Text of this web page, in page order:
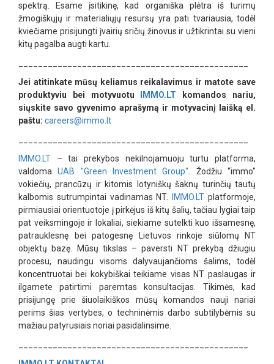
spektrą. Esame įsitikinę, kad organiška plėtra iš turimų
žmogiškųjų ir materialiųjų resursų yra pati tvariausia, todėl
kviečiame prisijungti įvairių sričių žinovus ir užtikrintai su vieni
kitų pagalba augti kartu.
Jei atitinkate mūsų keliamus reikalavimus ir matote save
produktyviu bei motyvuotu
IMMO.LT komandos nariu,
siųskite savo gyvenimo aprašymą ir motyvacinį laišką el.
paštu: careers@immo.lt
IMMO.LT – tai prekybos nekilnojamuoju turtu platforma,
valdoma
UAB "Green Investment Group" . Žodžiu “immo"
vokiečių, prancūzų ir kitomis lotyniškų šaknų turinčių tautų
kalbomis sutrumpintai vadinamas NT.
IMMO.LT platformoje,
pirmiausiai orientuotoje į pirkėjus iš kitų šalių, tačiau lygiai taip
pat veiksmingoje ir lokaliai, siekiame sutelkti kuo išsamesnę,
patrauklesnę bei patogesnę Lietuvos rinkoje siūlomų NT
objektų bazę. Mūsų tikslas – paversti NT prekybą džiugiu
procesu, naudingu visoms dalyvaujančioms šalims, todėl
koncentruotai bei kokybiškai teikiame visas NT paslaugas ir
ilgamete patirtimi paremtas konsultacijas. Tikimės, kad
prisijungę prie šiuolaikiškos mūsų komandos nauji nariai
perims šias vertybes, o techninėmis darbo subtilybėmis su
mažiau patyrusiais noriai pasidalinsime.